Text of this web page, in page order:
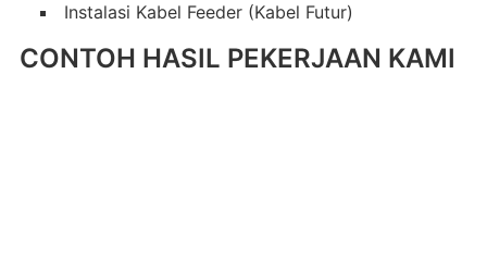
Instalasi Kabel Feeder (Kabel Futur)
CONTOH HASIL PEKERJAAN KAMI